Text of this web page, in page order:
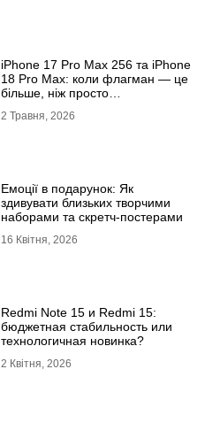
iРhone 17 Рro Мax 256 та iРhone
18 Рro Мax: коли флагман — це
більше, ніж просто
2 Травня, 2026
Емоції в подарунок: Як
здивувати близьких творчими
наборами та скретч-постерами
16 Квітня, 2026
Redmi Note 15 и Redmi 15:
бюджетная стабильность или
технологичная новинка?
2 Квітня, 2026